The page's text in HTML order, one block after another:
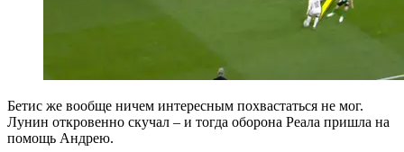
Бетис же вообще ничем интересным похвастаться не мог.
Лунин откровенно скучал – и тогда оборона Реала пришла на
помощь Андрею.